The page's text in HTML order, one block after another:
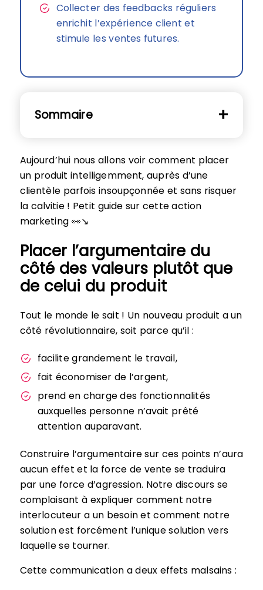
Collecter des feedbacks réguliers
enrichit l’expérience client et
stimule les ventes futures.
Sommaire
Aujourd’hui nous allons voir comment placer
un produit intelligemment, auprès d’une
clientèle parfois insoupçonnée et sans risquer
la calvitie ! Petit guide sur cette action
marketing 👀↘
Placer l’argumentaire du
côté des valeurs plutôt que
de celui du produit
Tout le monde le sait ! Un nouveau produit a un
côté révolutionnaire, soit parce qu’il :
facilite grandement le travail,
fait économiser de l’argent,
prend en charge des fonctionnalités
auxquelles personne n’avait prêté
attention auparavant.
Construire l’argumentaire sur ces points n’aura
aucun effet et la force de vente se traduira
par une force d’agression. Notre discours se
complaisant à expliquer comment notre
interlocuteur a un besoin et comment notre
solution est forcément l’unique solution vers
laquelle se tourner.
Cette communication a deux effets malsains :